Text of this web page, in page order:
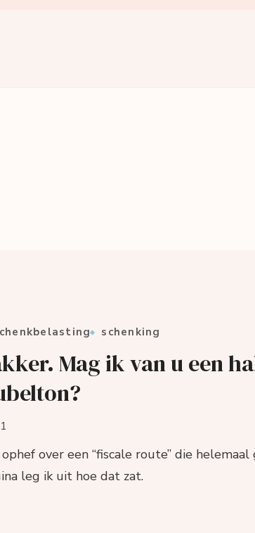
schenking
Mag ik van u een
over een “fiscale route” die helemaal
leg ik uit hoe dat zat.